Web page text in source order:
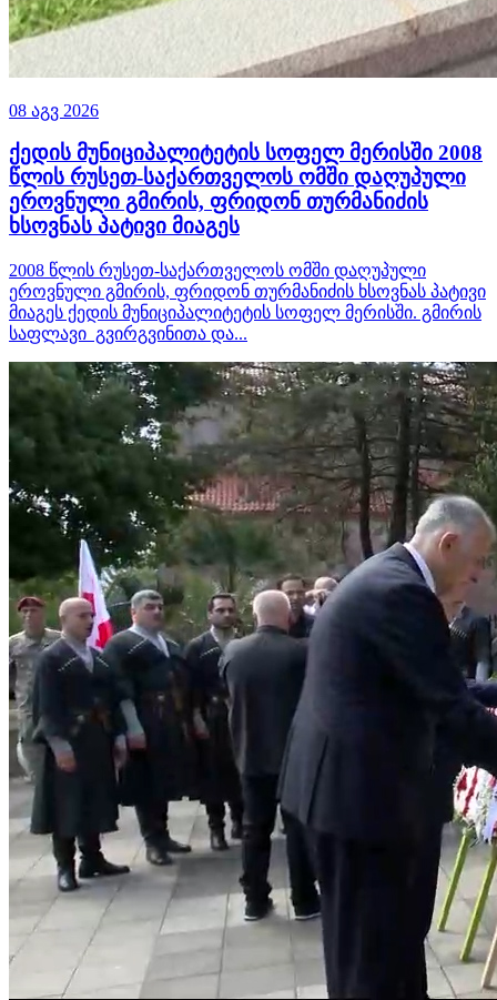
08 აგვ 2026
ქედის მუნიციპალიტეტის სოფელ მერისში 2008
წლის რუსეთ-საქართველოს ომში დაღუპული
ეროვნული გმირის, ფრიდონ თურმანიძის
ხსოვნას პატივი მიაგეს
2008 წლის რუსეთ-საქართველოს ომში დაღუპული
ეროვნული გმირის, ფრიდონ თურმანიძის ხსოვნას პატივი
მიაგეს ქედის მუნიციპალიტეტის სოფელ მერისში. გმირის
საფლავი გვირგვინითა და...